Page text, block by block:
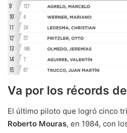
Va por los récords
El último piloto que logró cinco
Roberto Mouras, en 1984, con